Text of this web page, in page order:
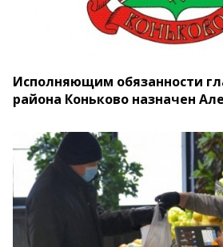
Исполняющим обязанности
района Коньково назначен